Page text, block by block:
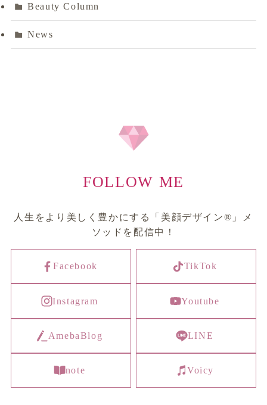
Beauty Column
News
FOLLOW ME
人生をより美しく豊かにする「美顔デザイン®︎」メ
ソッドを配信中！
Facebook TikTok
Instagram Youtube
AmebaBlog LINE
note Voicy